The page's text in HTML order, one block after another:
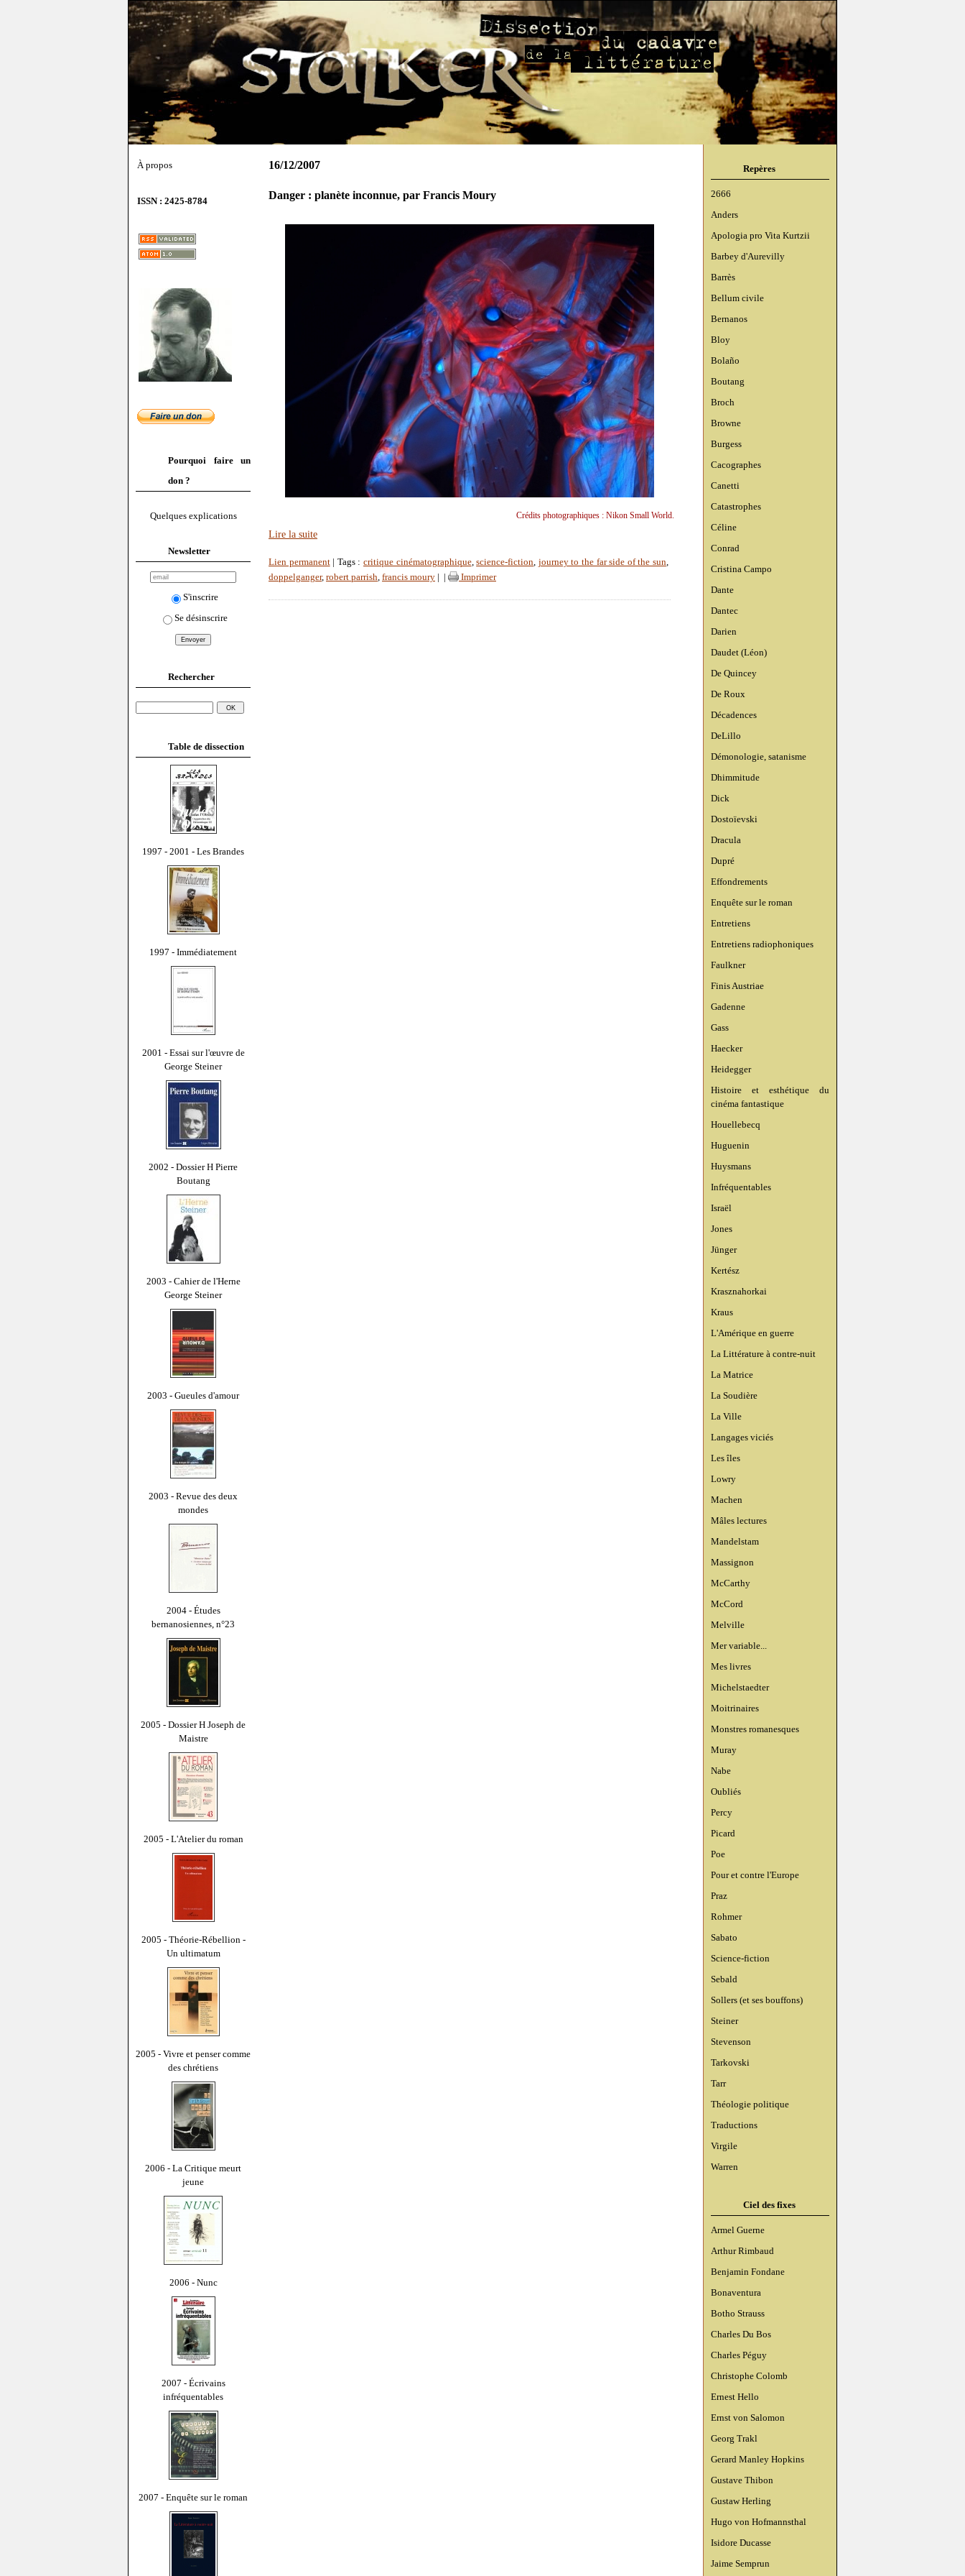
À propos
ISSN : 2425-8784
Pourquoi faire un
don ?
Quelques explications
Newsletter
S'inscrire
Se désinscrire
Rechercher
Table de dissection
1997 - 2001 - Les Brandes
1997 - Immédiatement
2001 - Essai sur l'œuvre de
George Steiner
2002 - Dossier H Pierre
Boutang
2003 - Cahier de l'Herne
George Steiner
2003 - Gueules d'amour
2003 - Revue des deux
mondes
2004 - Études
bernanosiennes, n°23
2005 - Dossier H Joseph de
Maistre
2005 - L'Atelier du roman
2005 - Théorie-Rébellion -
Un ultimatum
2005 - Vivre et penser comme
des chrétiens
2006 - La Critique meurt
jeune
2006 - Nunc
2007 - Écrivains
infréquentables
2007 - Enquête sur le roman
Repères
2666
Anders
Apologia pro Vita Kurtzii
Barbey d'Aurevilly
Barrès
Bellum civile
Bernanos
Bloy
Bolaño
Boutang
Broch
Browne
Burgess
Cacographes
Canetti
Catastrophes
Céline
Conrad
Cristina Campo
Dante
Dantec
Darien
Daudet (Léon)
De Quincey
De Roux
Décadences
DeLillo
Démonologie, satanisme
Dhimmitude
Dick
Dostoïevski
Dracula
Dupré
Effondrements
Enquête sur le roman
Entretiens
Entretiens radiophoniques
Faulkner
Finis Austriae
Gadenne
Gass
Haecker
Heidegger
Histoire et esthétique du
cinéma fantastique
Houellebecq
Huguenin
Huysmans
Infréquentables
Israël
Jones
Jünger
Kertész
Krasznahorkai
Kraus
L'Amérique en guerre
La Littérature à contre-nuit
La Matrice
La Soudière
La Ville
Langages viciés
Les îles
Lowry
Machen
Mâles lectures
Mandelstam
Massignon
McCarthy
McCord
Melville
Mer variable...
Mes livres
Michelstaedter
Moitrinaires
Monstres romanesques
Muray
Nabe
Oubliés
Percy
Picard
Poe
Pour et contre l'Europe
Praz
Rohmer
Sabato
Science-fiction
Sebald
Sollers (et ses bouffons)
Steiner
Stevenson
Tarkovski
Tarr
Théologie politique
Traductions
Virgile
Warren
Ciel des fixes
Armel Guerne
Arthur Rimbaud
Benjamin Fondane
Bonaventura
Botho Strauss
Charles Du Bos
Charles Péguy
Christophe Colomb
Ernest Hello
Ernst von Salomon
Georg Trakl
Gerard Manley Hopkins
Gustave Thibon
Gustaw Herling
Hugo von Hofmannsthal
Isidore Ducasse
Jaime Semprun
16/12/2007
Danger : planète inconnue, par Francis Moury
Crédits photographiques : Nikon Small World.
Lire la suite
Lien permanent| Tags : critique cinématographique,science-fiction, journey to the far side of the sun,
doppelganger, robert parrish, francis moury Imprimer